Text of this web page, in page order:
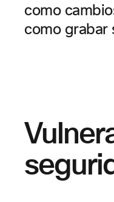
como
como grabar